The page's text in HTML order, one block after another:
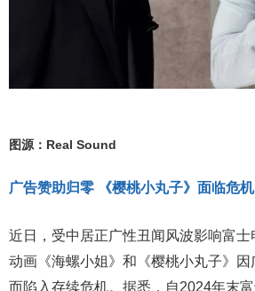
图源：Real Sound
广告赞助归零 《樱桃小丸子》面临危机
近日，受中居正广性丑闻风波影响富
动画《海螺小姐》和《樱桃小丸子》
而陷入存续危机。据悉，自2024年末